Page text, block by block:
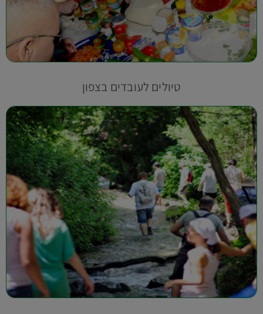
טיולים לעובדים בצפון